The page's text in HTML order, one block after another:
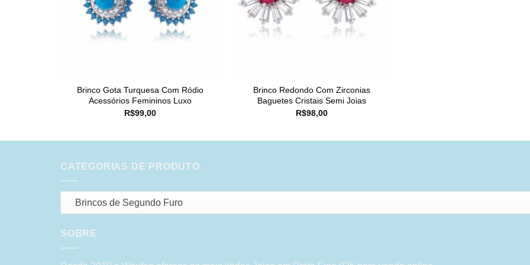
Brinco Gota Turquesa Com Ródio
Acessórios Femininos Luxo
R$99,00
Brinco Redondo Com Zirconias
Baguetes Cristais Semi Joias
R$98,00
CATEGORIAS DE PRODUTO
Brincos de Segundo Furo
SOBRE